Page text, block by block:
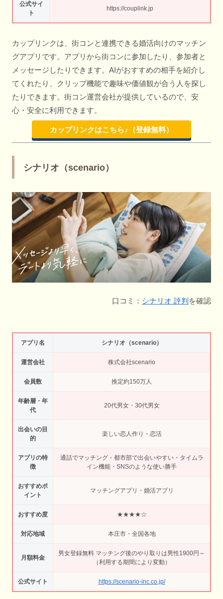
公式サイ
ト
https://couplink.jp
カップリンクは、街コンと連携できる婚活向けのマッチン
グアプリです。アプリから街コンに参加したり、参加者と
メッセージしたりできます。AIがおすすめの相手を紹介し
てくれたり、クリップ機能で趣味や価値観が合う人を探し
たりできます。街コン運営会社が提供しているので、安
心・安全に利用できます。
カップリンクはこちら♪（登録無料）
シナリオ（scenario）
口コミ： シナリオ 評判 を確認
アプリ名 シナリオ（scenario）
運営会社 株式会社scenario
会員数 推定約150万人
年齢層・年
代
20代男女・30代男女
出会いの目
的
楽しい恋人作り・恋活
アプリの特
徴
通話でマッチング・都市部で出会いやすい・タイムラ
イン機能・SNSのような使い勝手
おすすめポ
イント
マッチングアプリ・婚活アプリ
おすすめ度 ★★★★☆
対応地域 本庄市・全国各地
月額料金
男女登録無料 マッチング後のやり取りは男性1900円～
（利用する期間により変動）
公式サイト https://scenario-inc.co.jp/